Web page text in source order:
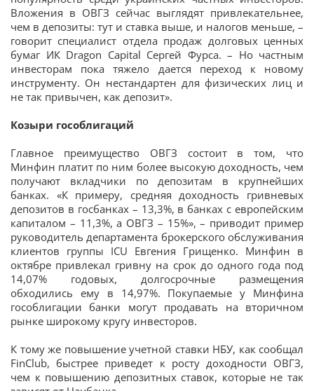
Вложения в ОВГЗ сейчас выглядят привлекательнее,
чем в депозиты: тут и ставка выше, и налогов меньше, –
говорит специалист отдела продаж долговых ценных
бумаг ИК Dragon Capital Сергей Фурса. – Но частным
инвесторам пока тяжело дается переход к новому
инструменту. Он нестандартен для физических лиц и
не так привычен, как депозит».
Козыри гособлигаций
Главное преимущество ОВГЗ состоит в том, что
Минфин платит по ним более высокую доходность, чем
получают вкладчики по депозитам в крупнейших
банках. «К примеру, средняя доходность гривневых
депозитов в госбанках – 13,3%, в банках с европейским
капиталом – 11,3%, а ОВГЗ – 15%», – приводит пример
руководитель департамента брокерского обслуживания
клиентов группы ICU Евгения Грищенко. Минфин в
октябре привлекал гривну на срок до одного года под
14,07% годовых, долгосрочные размещения
обходились ему в 14,97%. Покупаемые у Минфина
гособлигации банки могут продавать на вторичном
рынке широкому кругу инвесторов.
К тому же повышение учетной ставки НБУ, как сообщал
FinClub, быстрее приведет к росту доходности ОВГЗ,
чем к повышению депозитных ставок, которые не так